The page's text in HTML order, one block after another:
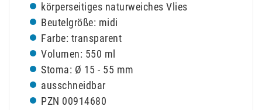
körperseitiges naturweiches Vlies
Beutelgröße: midi
Farbe: transparent
Volumen: 550 ml
Stoma: Ø 15 - 55 mm
ausschneidbar
PZN 00914680